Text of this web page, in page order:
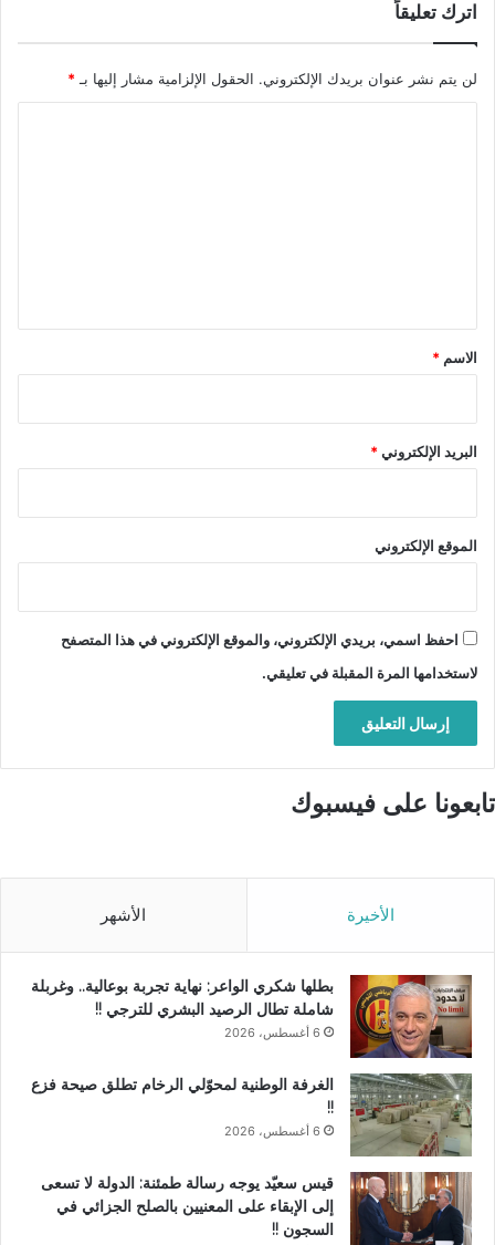
اترك تعليقاً
لن يتم نشر عنوان بريدك الإلكتروني. الحقول الإلزامية مشار إليها بـ *
*
الاسم *
البريد الإلكتروني*
الموقع الإلكتروني
احفظ اسمي، بريدي الإلكتروني، والموقع الإلكتروني في هذا المتصفح
لاستخدامها المرة المقبلة في تعليقي.
تابعونا على فيسبوك
الأخيرة الأشهر
بطلها شكري الواعر: نهاية تجربة بوعالية.. وغربلة
شاملة تطال الرصيد البشري للترجي !!
6 أغسطس، 2026
الغرفة الوطنية لمحوّلي الرخام تطلق صيحة فزع
!!
6 أغسطس، 2026
قيس سعيّد يوجه رسالة طمئنة: الدولة لا تسعى
إلى الإبقاء على المعنيين بالصلح الجزائي في
السجون !!